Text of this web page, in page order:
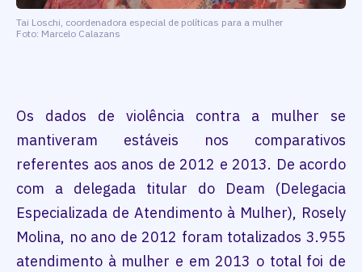
Tai Loschi, coordenadora especial de políticas para a mulher
Foto: Marcelo Calazans
Os dados de violência contra a mulher se
mantiveram estáveis nos comparativos
referentes aos anos de 2012 e 2013. De acordo
com a delegada titular do Deam (Delegacia
Especializada de Atendimento à Mulher), Rosely
Molina, no ano de 2012 foram totalizados 3.955
atendimento à mulher e em 2013 o total foi de